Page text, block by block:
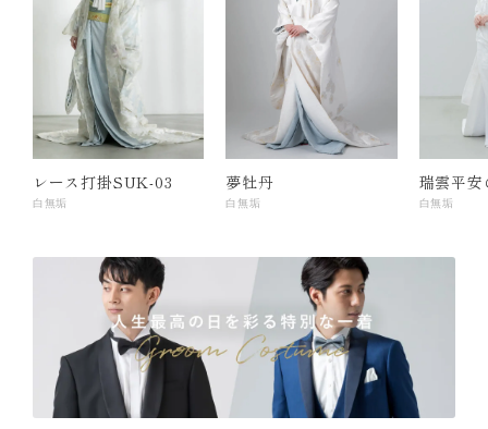
レース打掛SUK-03
白無垢
夢牡丹
白無垢
瑞雲平安
白無垢